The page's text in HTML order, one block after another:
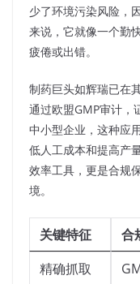
少了环境污染风险，
来说，它就像一个勤
疲倦或出错。​
制药巨头如辉瑞已在
通过欧盟GMP审计，
中小型企业，这种应
低人工成本和提高产
效率工具，更是合规
境。​
关键特征 合
精确抓取